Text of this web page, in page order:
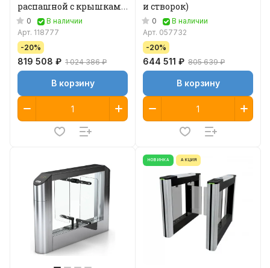
распашной с крышками
из камня створки 300
мм
0
В наличии
Арт. 118777
-20%
819 508 ₽ 1 024 386 ₽
В корзину
и створок)
0
В наличии
Арт. 057732
-20%
644 511 ₽ 805 639 ₽
В корзину
НОВИНКА АКЦИЯ